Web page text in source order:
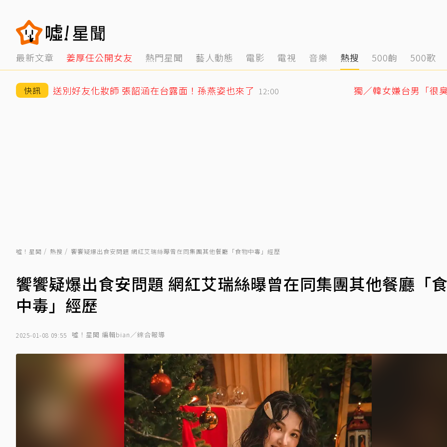
最新文章 姜厚任公開女友 熱門星聞 藝人動態 電影 電視 音樂 熱搜 500齣 500歌
快訊 送別好友化妝師 張韶涵在台露面！孫燕姿也來了 12:00
噓！星聞 熱搜 饗饗疑爆出食安問題 網紅艾瑞絲曝曾在同集團其他餐廳「食物中毒」經歷
饗饗疑爆出食安問題 網紅艾瑞絲曝曾在同集團其他餐廳「
中毒」經歷
2025-01-08 09:55 噓！星聞 編輯bian／綜合報導